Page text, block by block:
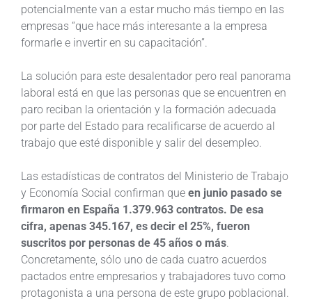
potencialmente van a estar mucho más tiempo en las
empresas “que hace más interesante a la empresa
formarle e invertir en su capacitación”.
La solución para este desalentador pero real panorama
laboral está en que las personas que se encuentren en
paro reciban la orientación y la formación adecuada
por parte del Estado para recalificarse de acuerdo al
trabajo que esté disponible y salir del desempleo.
Las estadísticas de contratos del Ministerio de Trabajo
y Economía Social confirman que en junio pasado se
firmaron en España 1.379.963 contratos. De esa
cifra, apenas 345.167, es decir el 25%, fueron
suscritos por personas de 45 años o más.
Concretamente, sólo uno de cada cuatro acuerdos
pactados entre empresarios y trabajadores tuvo como
protagonista a una persona de este grupo poblacional.